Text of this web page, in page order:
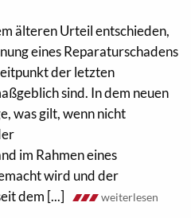
älteren Urteil entschieden,
eines Reparaturschadens
der letzten
sind. In dem neuen
was gilt, wenn nicht
im Rahmen eines
wird und der
dem [...]
weiterlesen